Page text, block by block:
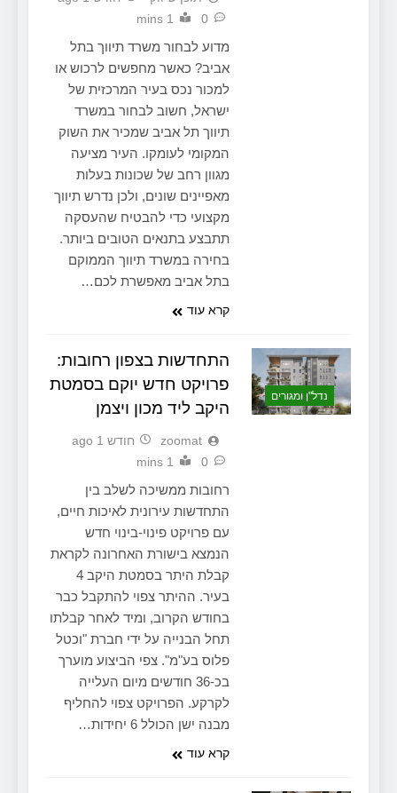
0
1 mins
מדוע לבחור משרד תיווך בתל
אביב? כאשר מחפשים לרכוש או
למכור נכס בעיר המרכזית של
ישראל, חשוב לבחור במשרד
תיווך תל אביב שמכיר את השוק
המקומי לעומקו. העיר מציעה
מגוון רחב של שכונות בעלות
מאפיינים שונים, ולכן נדרש תיווך
מקצועי כדי להבטיח שהעסקה
תתבצע בתנאים הטובים ביותר.
בחירה במשרד תיווך הממוקם
בתל אביב מאפשרת לכם…
קרא עוד
נדל"ן ומגורים
התחדשות בצפון רחובות:
פרויקט חדש יוקם בסמטת
היקב ליד מכון ויצמן
zoomat
חודש 1 ago
0
1 mins
רחובות ממשיכה לשלב בין
התחדשות עירונית לאיכות חיים,
עם פרויקט פינוי-בינוי חדש
הנמצא בישורת האחרונה לקראת
קבלת היתר בסמטת היקב 4
בעיר. ההיתר צפוי להתקבל כבר
בחודש הקרוב, ומיד לאחר קבלתו
תחל הבנייה על ידי חברת "וכטל
פלוס בע"מ". צפי הביצוע מוערך
בכ-36 חודשים מיום העלייה
לקרקע. הפרויקט צפוי להחליף
מבנה ישן הכולל 6 יחידות…
קרא עוד